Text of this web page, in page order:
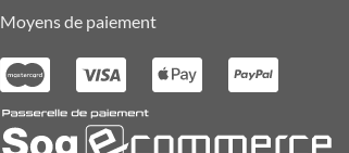
Moyens de paiement